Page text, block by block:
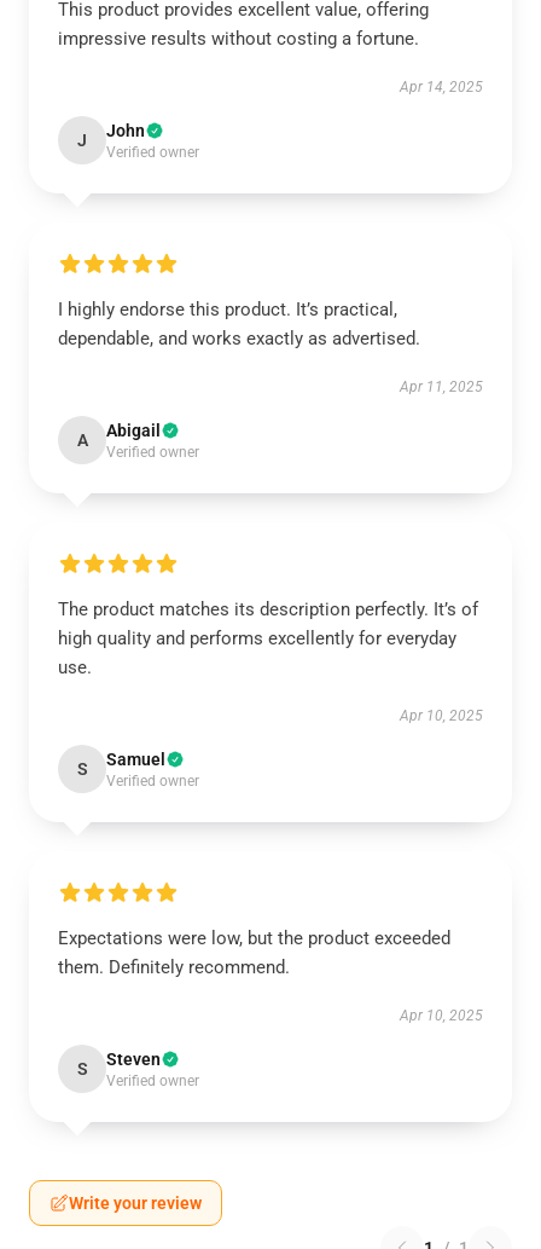
This product provides excellent value, offering
impressive results without costing a fortune.
Apr 14, 2025
J John
Verified owner
I highly endorse this product. It’s practical,
dependable, and works exactly as advertised.
Apr 11, 2025
A Abigail
Verified owner
The product matches its description perfectly. It’s of
high quality and performs excellently for everyday
use.
Apr 10, 2025
S Samuel
Verified owner
Expectations were low, but the product exceeded
them. Definitely recommend.
Apr 10, 2025
S Steven
Verified owner
Write your review